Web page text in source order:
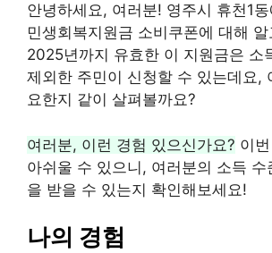
안녕하세요, 여러분! 영주시 휴천1
민생회복지원금 소비쿠폰에 대해
2025년까지 유효한 이 지원금은 소
제외한 주민이 신청할 수 있는데요,
요한지 같이 살펴볼까요?
여러분, 이런 경험 있으신가요? 이
아쉬울 수 있으니, 여러분의 소득 수
을 받을 수 있는지 확인해보세요!
나의 경험